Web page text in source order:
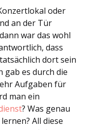
oder
an der Tür
war das wohl
dass
dort sein
gab es durch die
Aufgaben für
man ein
? Was genau
All diese